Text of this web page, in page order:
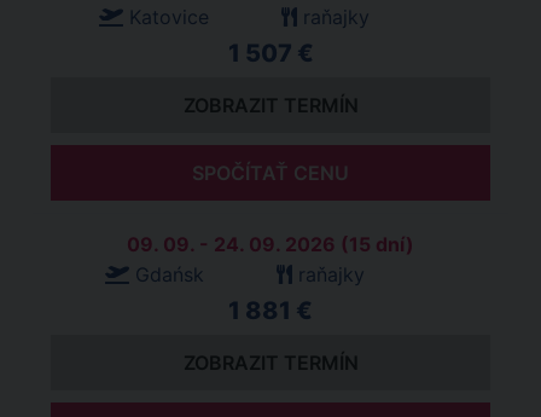
Katovice
raňajky
1 507 €
ZOBRAZIT TERMÍN
SPOČÍTAŤ CENU
09. 09. - 24. 09. 2026 (15 dní)
Gdańsk
raňajky
1 881 €
ZOBRAZIT TERMÍN